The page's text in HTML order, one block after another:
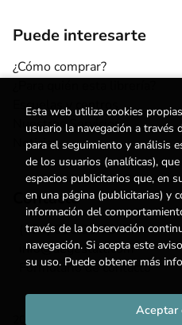
Puede interesarte
¿Cómo comprar?
Escuelas y centros
Nuestros Servicios
Noticias
Contacto
(+34) 615 55 96 54
info@degestalt.com
Formulario de contacto
.
Esta web utiliza cookies
usuario la navegación a través
para el seguimiento y análisis
de los usuarios (analíticas),
espacios publicitarios que, en
en una página (publicitarias) y
información del
través de la observación
navegación. Si acepta este
su uso. Puede obtener más
Aceptar